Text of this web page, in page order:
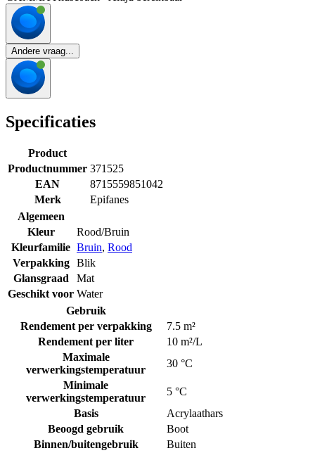
Andere vraag...
Specificaties
Product
Productnummer 371525
EAN
8715559851042
Merk
Epifanes
Algemeen
Kleur
Rood/Bruin
Kleurfamilie Bruin, Rood
Verpakking
Blik
Glansgraad
Mat
Geschikt voor Water
Gebruik
Rendement per verpakking
7.5 m²
Rendement per liter
10 m²/L
Maximale
verwerkingstemperatuur
30 °C
Minimale
verwerkingstemperatuur
5 °C
Basis
Acrylaathars
Beoogd gebruik
Boot
Binnen/buitengebruik
Buiten